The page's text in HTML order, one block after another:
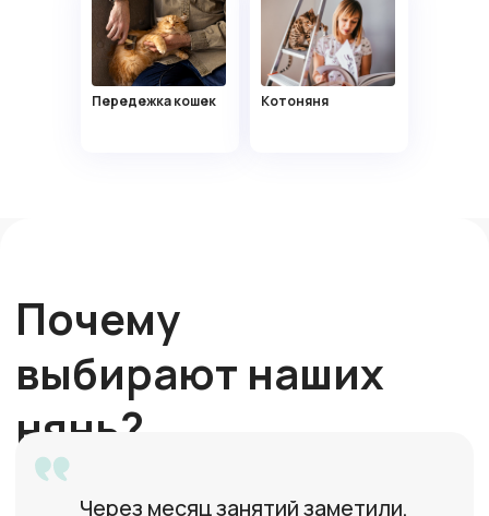
Передежка кошек Котоняня
София
Ситтер с мед.образованием
31 год, Москва
Алевтина